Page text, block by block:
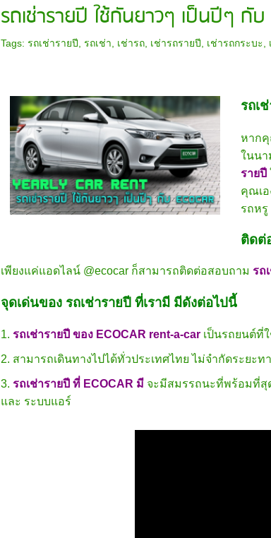
รถเช่ารายปี ใช้กันยาวๆ เป็นปีๆ กับ
Tags: รถเช่ารายปี รถเช่า เช่ารถ เช่ารถรายปี เช่ารถกระบะ
รถเ
หาก
ในนา
รายปี
คุณเอ
รถหรู
ติดต่
เพียงแค่แอดไลน์ @ecocar ก็สามารถติดต่อสอบถามรถ
จุดเด่นของ รถเช่ารายปี ที่เรามี มีดังต่อไปนี้
1.รถเช่ารายปี ของ ECOCAR rent-a-car เป็นรถยนต์ที่
2. สามารถเดินทางไปได้ทั่วประเทศไทย ไม่จำกัดระยะท
3.รถเช่ารายปี ที่ ECOCAR มี จะมีสมรรถนะที่พร้อมที่สุ
และ ระบบแอร์